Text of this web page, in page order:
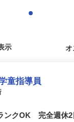
示
童指導員
ンクOK 完全週休2